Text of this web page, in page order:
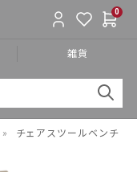
0
雑貨
» チェアスツールベンチ